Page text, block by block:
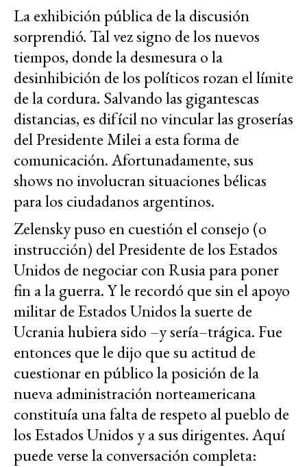
La exhibición pública de la discusión
sorprendió. Tal vez signo de los nuevos
tiempos, donde la desmesura o la
desinhibición de los políticos rozan el límite
de la cordura. Salvando las gigantescas
distancias, es difícil no vincular las groserías
del Presidente Milei a esta forma de
comunicación. Afortunadamente, sus
shows no involucran situaciones bélicas
para los ciudadanos argentinos.
Zelensky puso en cuestión el consejo (o
instrucción) del Presidente de los Estados
Unidos de negociar con Rusia para poner
fin a la guerra. Y le recordó que sin el apoyo
militar de Estados Unidos la suerte de
Ucrania hubiera sido –y sería–trágica. Fue
entonces que le dijo que su actitud de
cuestionar en público la posición de la
nueva administración norteamericana
constituía una falta de respeto al pueblo de
los Estados Unidos y a sus dirigentes. Aquí
puede verse la conversación completa: